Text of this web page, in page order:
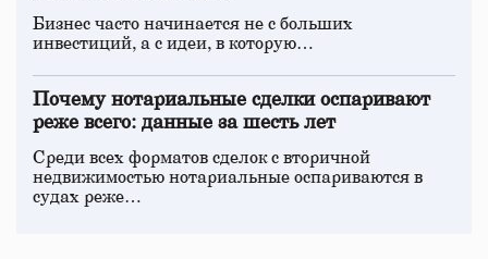
Бизнес часто начинается не с больших
инвестиций, а с идеи, в которую…
Почему нотариальные сделки оспаривают
реже всего: данные за шесть лет
Среди всех форматов сделок с вторичной
недвижимостью нотариальные оспариваются в
судах реже…